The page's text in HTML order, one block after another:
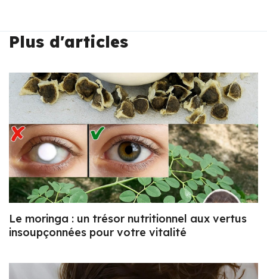
Plus d'articles
Le moringa : un trésor nutritionnel aux vertus
insoupçonnées pour votre vitalité